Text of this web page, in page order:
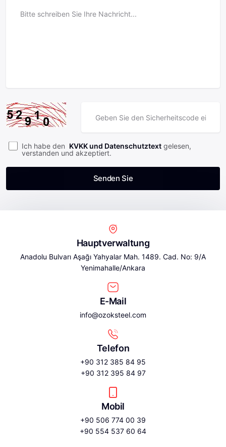
Ich habe den KVKK und Datenschutztext gelesen,
verstanden und akzeptiert.
Senden Sie
Hauptverwaltung
Anadolu Bulvarı Aşağı Yahyalar Mah. 1489. Cad. No: 9/A
Yenimahalle/Ankara
E-Mail
info@ozoksteel.com
Telefon
+90 312 385 84 95
+90 312 395 84 97
Mobil
+90 506 774 00 39
+90 554 537 60 64